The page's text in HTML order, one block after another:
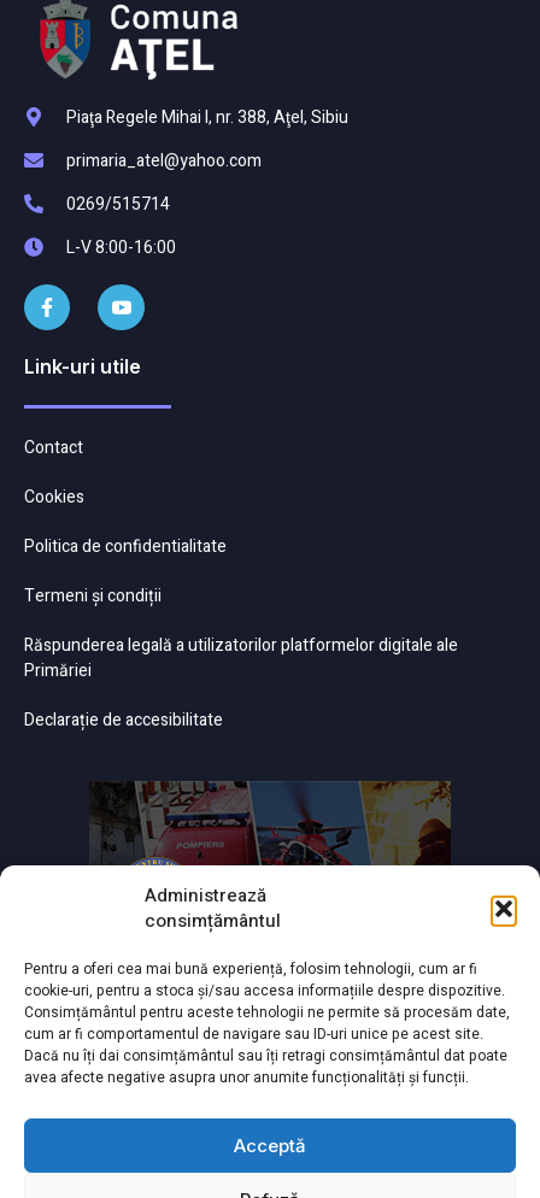
Administrează
consimțământul
Pentru a oferi cea mai bună experiență, folosim tehnologii, cum ar fi
cookie-uri, pentru a stoca și/sau accesa informațiile despre dispozitive.
Consimțământul pentru aceste tehnologii ne permite să procesăm date,
cum ar fi comportamentul de navigare sau ID-uri unice pe acest site.
Dacă nu îți dai consimțământul sau îți retragi consimțământul dat poate
avea afecte negative asupra unor anumite funcționalități și funcții.
Acceptă
Piaţa Regele Mihai I, nr. 388, Aţel, Sibiu
primaria_atel@yahoo.com
0269/515714
L-V 8:00-16:00
Link-uri utile
Contact
Cookies
Politica de confidentialitate
Termeni și condiții
Răspunderea legală a utilizatorilor platformelor digitale ale
Primăriei
Declarație de accesibilitate